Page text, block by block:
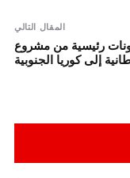
المقال التالي
رئيسية من مشروع
إلى كوريا الجنوبية